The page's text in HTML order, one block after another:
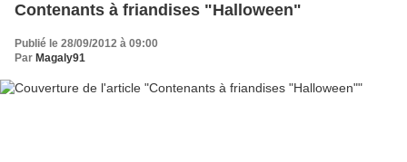
Contenants à friandises "Halloween"
Publié le 28/09/2012 à 09:00
Par Magaly91